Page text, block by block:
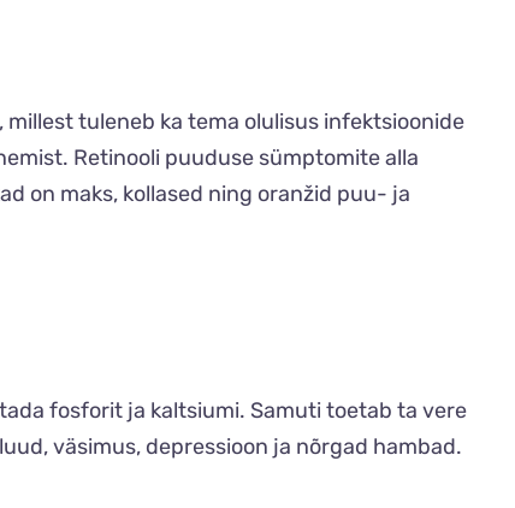
tuleneb ka tema olulisus infektsioonide
Retinooli puuduse sümptomite alla
on maks, kollased ning oranžid puu- ja
fosforit ja kaltsiumi. Samuti toetab ta vere
väsimus, depressioon ja nõrgad hambad.